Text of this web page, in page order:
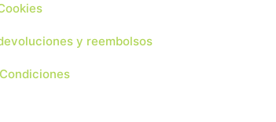
y reembolsos